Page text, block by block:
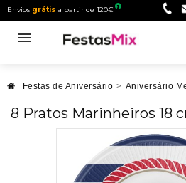
Envios grátis a partir de 120€
Festas de Aniversário > Aniversário
8 Pratos Marinheiros 18